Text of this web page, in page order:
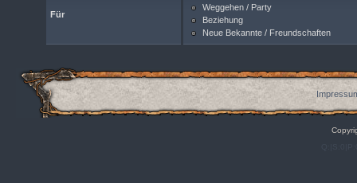
Für
Weggehen / Party
Beziehung
Neue Bekannte / Freundschaften